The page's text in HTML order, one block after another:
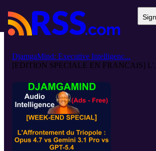
DjamgaMind: Executive Intelligenc...
[EDITION SPECIALE EN FRANCAIS]